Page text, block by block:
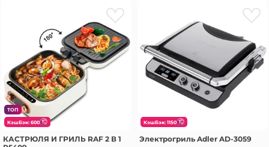
ТОП
КэшБэк: 600
КАСТРЮЛЯ И ГРИЛЬ RAF 2 В 1
КэшБэк: 1150
Электрогриль Adler AD-3059